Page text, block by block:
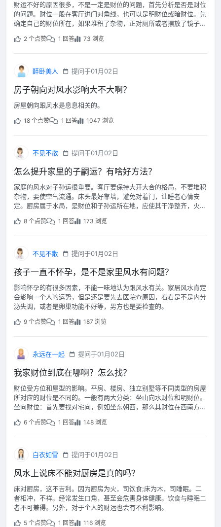
财运不好的原因很多，不是一定是财位的问题，首先分析是否是财位
的问题。财位一般在客厅进门对角线，也可以是明财位或暗财位。先
确定自己的财位所在，如果堆积了杂物，正对厕所或者摆放了镜子等
2 个点赞 1 回答 73 浏览
醉卧美人 提问于01月02日
房子朝向对风水影响大不大啊？
房屋朝向跟风水是息息相关的。
18 个点赞 1 回答 1047 浏览
不见不散 提问于01月02日
怎么提升家里的子嗣运？有啥好方法？
家庭的风水对子孙运很重要。客厅要保持大开大合的格局，不要堆积
杂物，要使空气流通。床头最好靠墙，避免对着门，让睡者心情安
定。厨房属于水局，是财位和子孙运所在地，应使其干净整齐，火炉
8 个点赞 1 回答 173 浏览
不见不散 提问于01月02日
孩子一直不怀孕，是不是家里风水有问题？
影响怀孕的有很多因素，不能一味地认为跟风水有关。家居风水肯定
会影响一个人的运势，但是还是要先去医院查原因，看看是不是内分
泌失调，或者是卵巢功能不好等，男方也是要检查的。
9 个点赞 1 回答 187 浏览
永远在一起 提问于01月02日
我家财位到底在哪啊？怎么找？
财位受方位和屋型的影响。平房、楼房、独立别墅等不同类型的房屋
所对应的财位是不同的。一般有两大分类：坐山向水财位和明财位。
坐向财位：首先要找对宅向，例如坐东朝西，那么其财位在西南方
6 个点赞 1 回答 148 浏览
白衣如雪 提问于01月02日
风水上说床不能对厨房是真的吗？
床对厨房，这不吉利。因为厨房为火，司饮食;床为木，司睡眠。二
者相冲，不祥。经常发生口角，甚至会危害身体健康。饮食与睡眠二
者不可兼得。另外，对于个人的财运也会有不利影响。
5 个点赞 1 回答 116 浏览